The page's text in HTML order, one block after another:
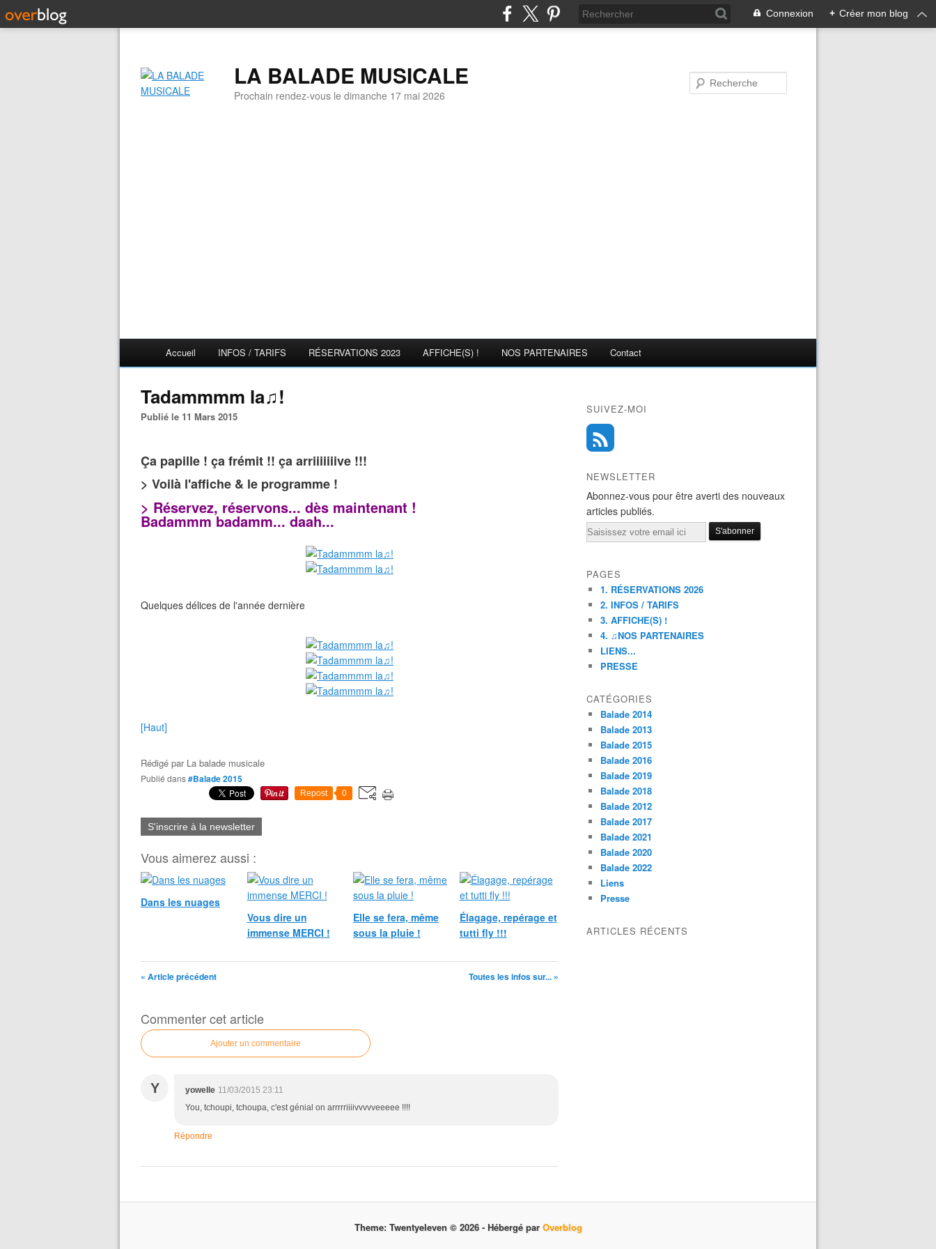
Connexion + Créer mon blog
LA BALADE MUSICALE
Prochain rendez-vous le dimanche 17 mai 2026
Accueil INFOS / TARIFS RÉSERVATIONS 2023 AFFICHE(S) ! NOS PARTENAIRES Contact
Tadammmm la♫!
Publié le 11 Mars 2015
Ça papille ! ça frémit !! ça arriiiiiiive !!!
> Voilà l'affiche & le programme !
> Réservez, réservons... dès maintenant !
Badammm badamm... daah...
Quelques délices de l'année dernière
[Haut]
Rédigé par La balade musicale
Publié dans#Balade 2015
Repost 0
S'inscrire à la newsletter
Vous aimerez aussi :
Dans les nuages
Vous dire un
immense MERCI !
Elle se fera, même
sous la pluie !
Élagage, repérage et
tutti fly !!!
« Article précédent Toutes les infos sur... »
Commenter cet article
Ajouter un commentaire
Y yowelle 11/03/2015 23:11
You, tchoupi, tchoupa, c'est génial on arrrrriiiivvvvveeeee !!!!
Répondre
SUIVEZ-MOI
NEWSLETTER
Abonnez-vous pour être averti des nouveaux
articles publiés.
Email
PAGES
1. RÉSERVATIONS 2026
2. INFOS / TARIFS
3. AFFICHE(S) !
4. ♫NOS PARTENAIRES
LIENS...
PRESSE
CATÉGORIES
Balade 2014
Balade 2013
Balade 2015
Balade 2016
Balade 2019
Balade 2018
Balade 2012
Balade 2017
Balade 2021
Balade 2020
Balade 2022
Liens
Presse
ARTICLES RÉCENTS
Theme: Twentyeleven © 2026 - Hébergé par Overblog